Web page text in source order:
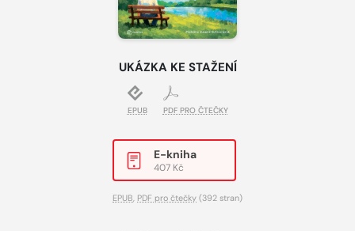
UKÁZKA KE STAŽENÍ
EPUB PDF PRO ČTEČKY
E-kniha
407 Kč
EPUB, PDF pro čtečky (392 stran)